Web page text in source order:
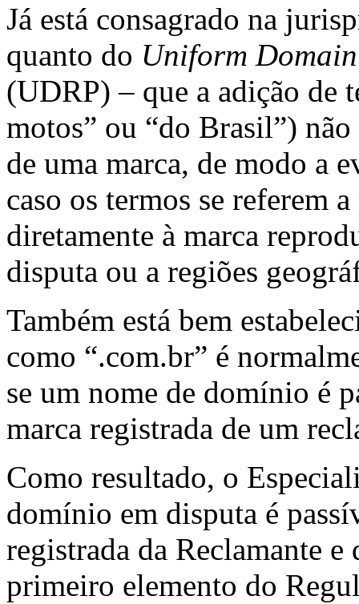
Já está consagrado na
quanto do Uniform
(UDRP) – que a adição de
motos” ou “do Brasil”)
de uma marca, de modo a
caso os termos se referem
diretamente à marca
disputa ou a regiões
Também está bem
como “.com.br” é
se um nome de domínio é
marca registrada de um
Como resultado, o
domínio em disputa é
registrada da Reclamante e
primeiro elemento do